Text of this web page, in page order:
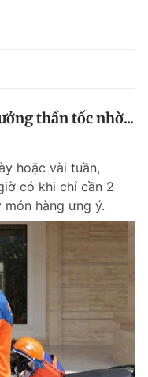
thần tốc nhờ...
hoặc vài tuần,
có khi chỉ cần 2
hàng ưng ý.